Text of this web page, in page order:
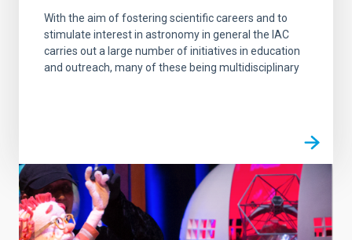
With the aim of fostering scientific careers and to
stimulate interest in astronomy in general the IAC
carries out a large number of initiatives in education
and outreach, many of these being multidisciplinary